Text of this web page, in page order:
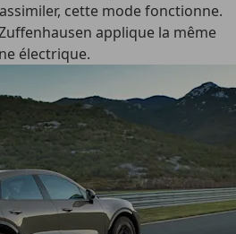
cette mode fonctionne.
applique la même
électrique.